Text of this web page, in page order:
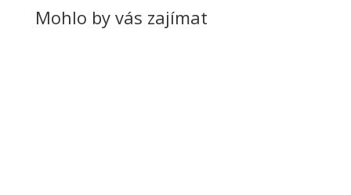
Mohlo by vás zajímat